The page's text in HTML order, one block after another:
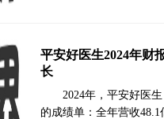
平安好医生2024年财
长
2024年，平安好医
的成绩单：全年营收48.1